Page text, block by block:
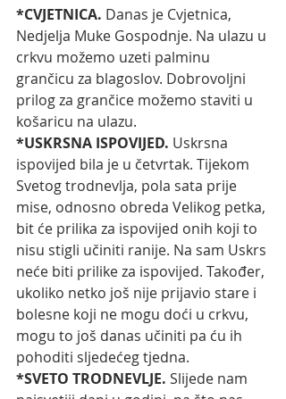
*CVJETNICA. Danas je Cvjetnica,
Nedjelja Muke Gospodnje. Na ulazu u
crkvu možemo uzeti palminu
grančicu za blagoslov. Dobrovoljni
prilog za grančice možemo staviti u
košaricu na ulazu.
*USKRSNA ISPOVIJED. Uskrsna
ispovijed bila je u četvrtak. Tijekom
Svetog trodnevlja, pola sata prije
mise, odnosno obreda Velikog petka,
bit će prilika za ispovijed onih koji to
nisu stigli učiniti ranije. Na sam Uskrs
neće biti prilike za ispovijed. Također,
ukoliko netko još nije prijavio stare i
bolesne koji ne mogu doći u crkvu,
mogu to još danas učiniti pa ću ih
pohoditi sljedećeg tjedna.
*SVETO TRODNEVLJE. Slijede nam